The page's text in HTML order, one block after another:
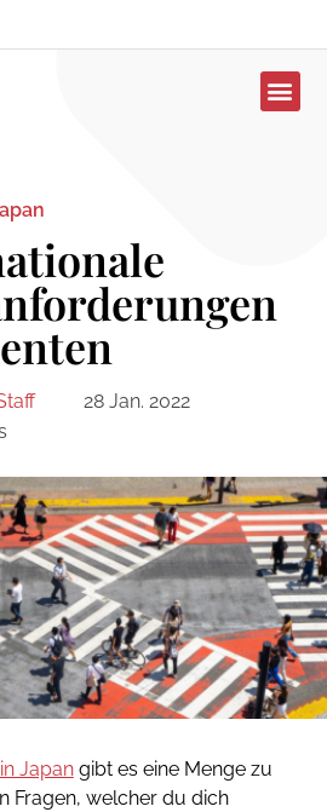
28 Jan. 2022
Japangibt es eine Menge zu
Fragen, welcher du dich